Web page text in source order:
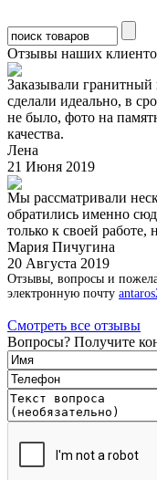
Отзывы наших
Заказывали
сделали идеально, в
не было, фото на
качества.
Лена
21 Июня 2019
Мы рассматривали
обратились именно
только к своей работе,
Мария Пичугина
20 Августа 2019
Отзывы, вопросы и
электронную почту
Смотреть все отзывы
Вопросы? Получите